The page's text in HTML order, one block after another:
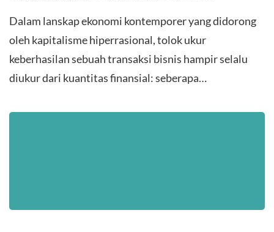
Dalam lanskap ekonomi kontemporer yang didorong
oleh kapitalisme hiperrasional, tolok ukur
keberhasilan sebuah transaksi bisnis hampir selalu
diukur dari kuantitas finansial: seberapa…